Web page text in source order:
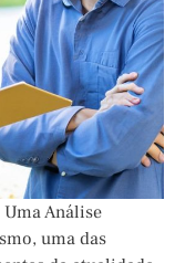
Uma Análise
uma das